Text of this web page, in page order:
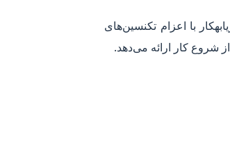
با اعزام تکنسین‌های
شروع کار ارائه می‌دهد.